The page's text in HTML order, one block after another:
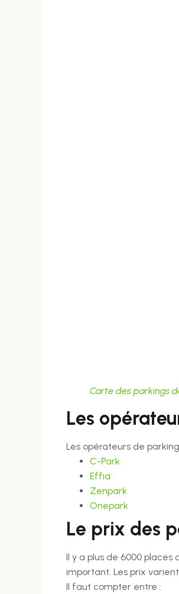
Carte des parkings
Les
Les opérateurs de
C-Park
Effia
Zenpark
Onepark
Le prix des
Il y a plus de 6000 places
important. Les prix
Il faut compter entre :